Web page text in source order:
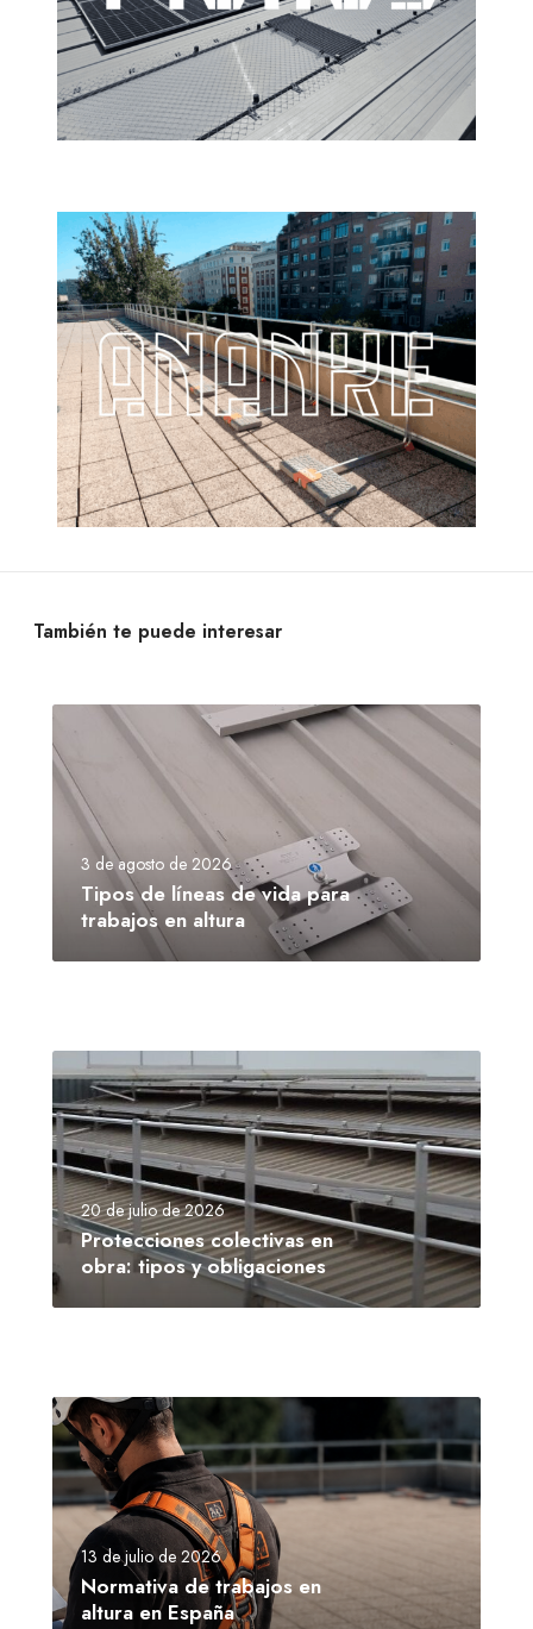
También te puede interesar
3 de agosto de 2026
Tipos de líneas de vida para
trabajos en altura
20 de julio de 2026
Protecciones colectivas en
obra: tipos y obligaciones
13 de julio de 2026
Normativa de trabajos en
altura en España